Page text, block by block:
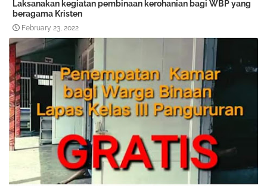
Laksanakan kegiatan pembinaan kerohanian bagi WBP yang
beragama Kristen
February 23, 2022